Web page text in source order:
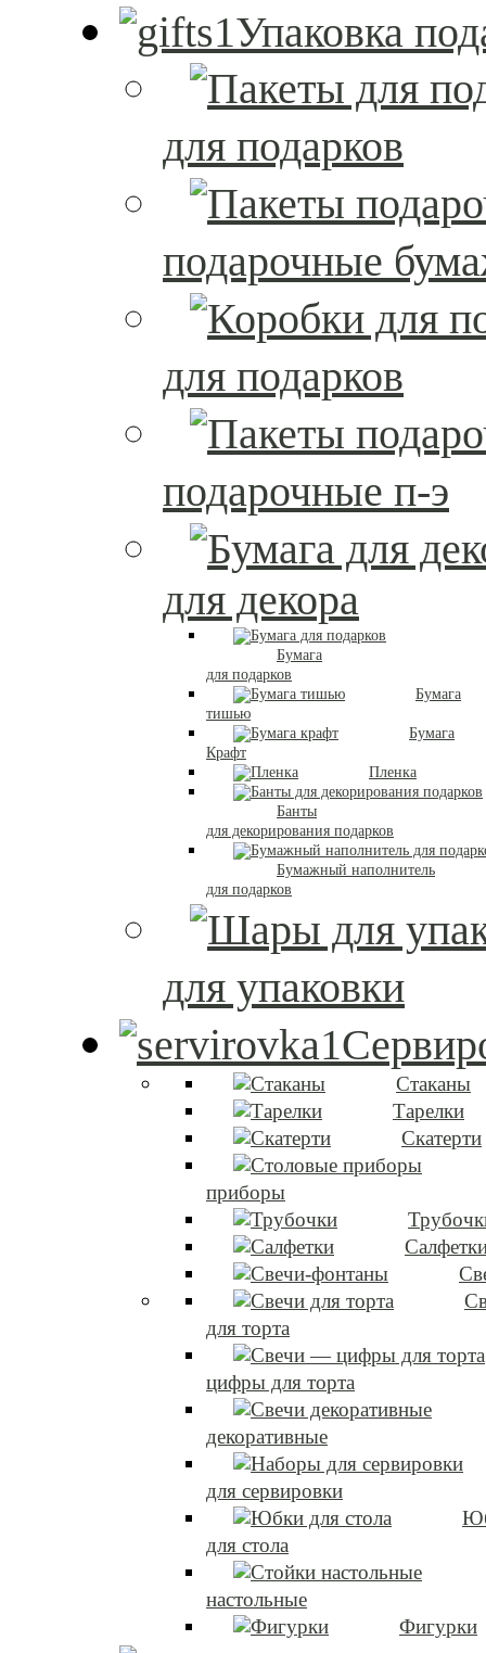
Упаковка
для подарков
подарочные
для подарков
подарочные п-э
для декора
Бумага
для подарков
Бумага
тишью
Бумага
Крафт
Пленка
Банты
для декорирования подарков
Бумажный наполнитель
для подарков
для упаковки
Стаканы
Тарелки
Скатерти
приборы
для торта
цифры для торта
декоративные
для сервировки
для стола
настольные
Фигурки